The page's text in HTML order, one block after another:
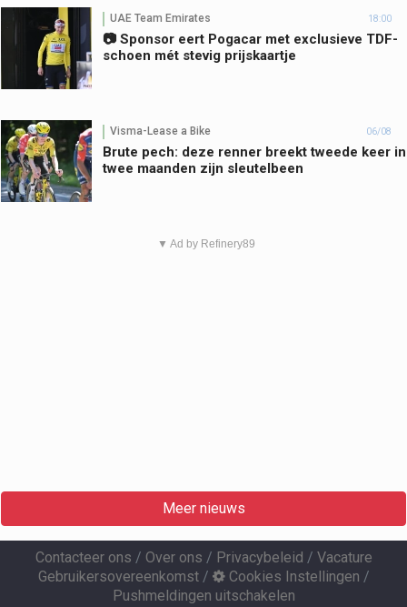
UAE Team Emirates 18:00
📷 Sponsor eert Pogacar met exclusieve TDF-
schoen mét stevig prijskaartje
Visma-Lease a Bike 06/08
Brute pech: deze renner breekt tweede keer in
twee maanden zijn sleutelbeen
▼ Ad by Refinery89
Meer nieuws
Contacteer ons / Over ons / Privacybeleid / Vacature
Gebruikersovereenkomst/ Cookies Instellingen /
Pushmeldingen uitschakelen